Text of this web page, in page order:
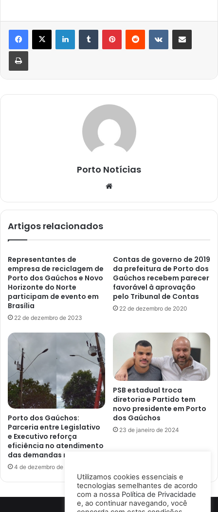
LinkedinTumblr PinterestReddit VK Compartilhar via e-mail
Imprimir
Porto Notícias
Artigos relacionados
Representantes de
empresa de reciclagem de
Porto dos Gaúchos e Novo
Horizonte do Norte
participam de evento em
Brasília
22 de dezembro de 2023
Contas de governo de 2019
da prefeitura de Porto dos
Gaúchos recebem parecer
favorável à aprovação
pelo Tribunal de Contas
22 de dezembro de 2020
Porto dos Gaúchos:
Parceria entre Legislativo
e Executivo reforça
eficiência no atendimento
das demandas municipais
4 de dezembro de 2025
PSB estadual troca
diretoria e Partido tem
novo presidente em Porto
dos Gaúchos
23 de janeiro de 2024
Utilizamos cookies essenciais e
tecnologias semelhantes de acordo
com a nossa Política de Privacidade
e, ao continuar navegando, você